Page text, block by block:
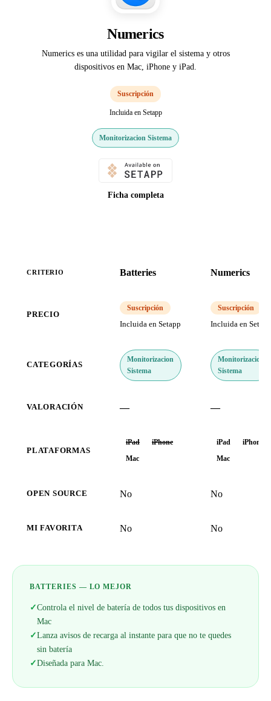
Numerics
Numerics es una utilidad para vigilar el sistema y otros
dispositivos en Mac, iPhone y iPad.
Suscripción
Incluida en Setapp
Monitorizacion Sistema
Ficha completa
CRITERIO Batteries Numerics
PRECIO
Suscripción
Incluida en Setapp
Suscripción
Incluida en Setapp
CATEGORÍAS
Monitorizacion
Sistema
Monitorizacion
Sistema
VALORACIÓN — —
PLATAFORMAS
iPad
iPhone
Mac
iPad
iPhone
Mac
OPEN SOURCE No No
MI FAVORITA No No
BATTERIES — LO MEJOR
✓Controla el nivel de batería de todos tus dispositivos en
Mac
✓Lanza avisos de recarga al instante para que no te quedes
sin batería
✓Diseñada para Mac.